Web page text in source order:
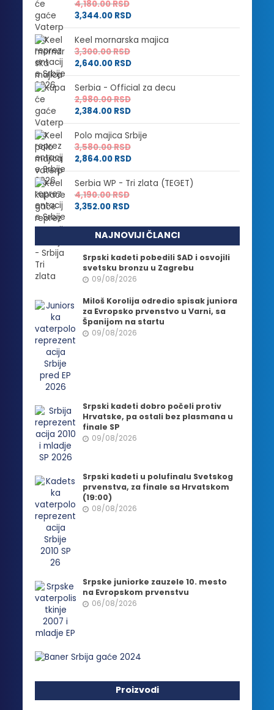
4,180.00RSD
3,344.00 RSD
Keel mornarska majica
3,300.00RSD
2,640.00 RSD
Serbia - Official za decu
2,980.00RSD
2,384.00 RSD
Polo majica Srbije
3,580.00RSD
2,864.00 RSD
Serbia WP - Tri zlata (TEGET)
4,190.00RSD
3,352.00 RSD
NAJNOVIJI ČLANCI
Srpski kadeti pobedili SAD i osvojili
svetsku bronzu u Zagrebu
09/08/2026
Miloš Korolija odredio spisak juniora
za Evropsko prvenstvo u Varni, sa
Španijom na startu
09/08/2026
Srpski kadeti dobro počeli protiv
Hrvatske, pa ostali bez plasmana u
finale SP
09/08/2026
Srpski kadeti u polufinalu Svetskog
prvenstva, za finale sa Hrvatskom
(19:00)
08/08/2026
Srpske juniorke zauzele 10. mesto
na Evropskom prvenstvu
06/08/2026
Proizvodi